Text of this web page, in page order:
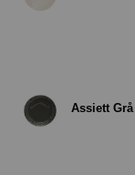
Assiett